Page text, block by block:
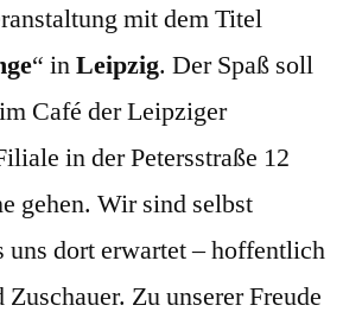
mit dem Titel
“ inLeipzig. Der Spaß soll
Café der Leipziger
in der Petersstraße 12
gehen. Wir sind selbst
uns dort erwartet – hoffentlich
Zuschauer. Zu unserer Freude